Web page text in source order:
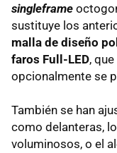
singleframe
sustituye los
malla de diseño
faros Full-LED,
opcionalmente se
También se han
como delanteras,
voluminosos, o el